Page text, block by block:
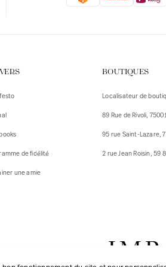
de fidélité
une amie
BOUTIQUES
Localisateur de
89 Rue de Rivoli,
95 rue Saint-Lazare,
2 rue Jean Roisin, 59